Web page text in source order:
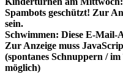
Spambots geschützt! Zur
sein.
Schwimmen: Diese E-Mail-
Zur Anzeige muss
(spontanes Schnuppern /
möglich)